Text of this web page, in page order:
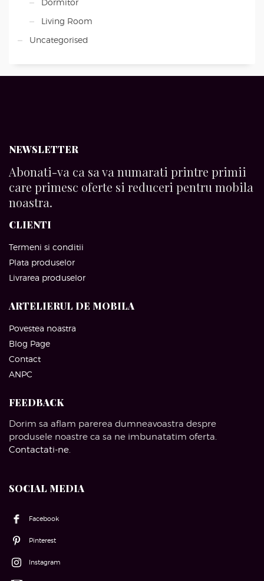
Dormitor
Living Room
Uncategorised
NEWSLETTER
Abonati-va ca sa va numarati printre primii
care primesc oferte si reduceri pentru mobila
noastra.
CLIENTI
Termeni si conditii
Plata produselor
Livrarea produselor
ARTELIERUL DE MOBILA
Povestea noastra
Blog Page
Contact
ANPC
FEEDBACK
Dorim sa aflam parerea dumneavoastra despre
produsele noastre ca sa ne imbunatatim oferta.
Contactati-ne.
SOCIAL MEDIA
Facebook
Pinterest
Instagram